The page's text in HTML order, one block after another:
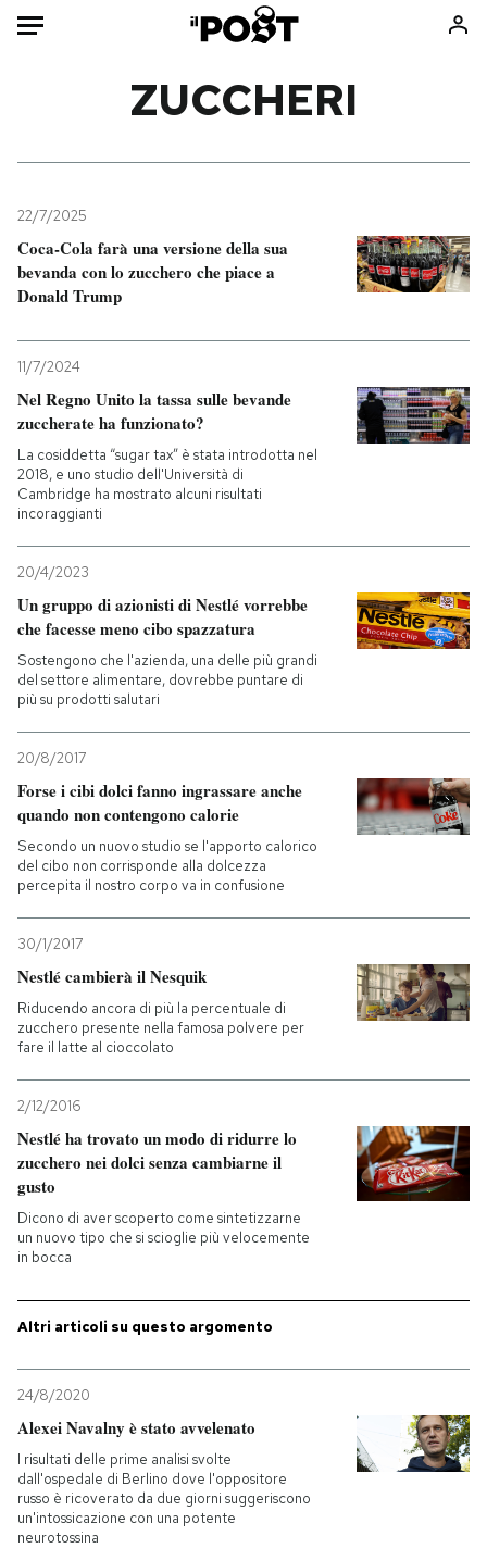
Mondo
Politica
Tecnologia
Internet
Scienza
Cultura
Economia
Sport
Consumismi
Media
Altrecose
Mondiali calcio 2026
NEWSLETTER
I MIEI PREFERITI
CALENDARIO
AREA PERSONALE
Entra
ZUCCHERI
22/7/2025
Coca-Cola farà una versione della sua
bevanda con lo zucchero che piace a
Donald Trump
11/7/2024
Nel Regno Unito la tassa sulle bevande
zuccherate ha funzionato?
La cosiddetta “sugar tax” è stata introdotta nel
2018, e uno studio dell'Università di
Cambridge ha mostrato alcuni risultati
incoraggianti
20/4/2023
Un gruppo di azionisti di Nestlé vorrebbe
che facesse meno cibo spazzatura
Sostengono che l'azienda, una delle più grandi
del settore alimentare, dovrebbe puntare di
più su prodotti salutari
20/8/2017
Forse i cibi dolci fanno ingrassare anche
quando non contengono calorie
Secondo un nuovo studio se l'apporto calorico
del cibo non corrisponde alla dolcezza
percepita il nostro corpo va in confusione
30/1/2017
Nestlé cambierà il Nesquik
Riducendo ancora di più la percentuale di
zucchero presente nella famosa polvere per
fare il latte al cioccolato
2/12/2016
Nestlé ha trovato un modo di ridurre lo
zucchero nei dolci senza cambiarne il
gusto
Dicono di aver scoperto come sintetizzarne
un nuovo tipo che si scioglie più velocemente
in bocca
Altri articoli su questo argomento
24/8/2020
Alexei Navalny è stato avvelenato
I risultati delle prime analisi svolte
dall'ospedale di Berlino dove l'oppositore
russo è ricoverato da due giorni suggeriscono
un'intossicazione con una potente
neurotossina